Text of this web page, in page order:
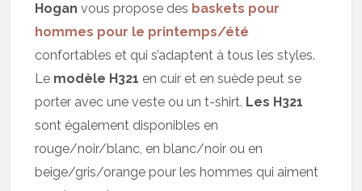
Hogan vous propose des baskets pour
hommes pour le printemps/été
confortables et qui s’adaptent à tous les styles.
Le modèle H321 en cuir et en suède peut se
porter avec une veste ou un t-shirt. Les H321
sont également disponibles en
rouge/noir/blanc, en blanc/noir ou en
beige/gris/orange pour les hommes qui aiment